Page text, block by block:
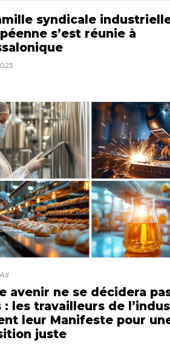
syndicale
s’est réunie à
avenir ne se décidera
: les travailleurs de
leur Manifeste pour
juste